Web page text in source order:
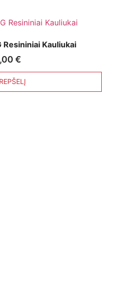
Resininiai Kauliukai
€